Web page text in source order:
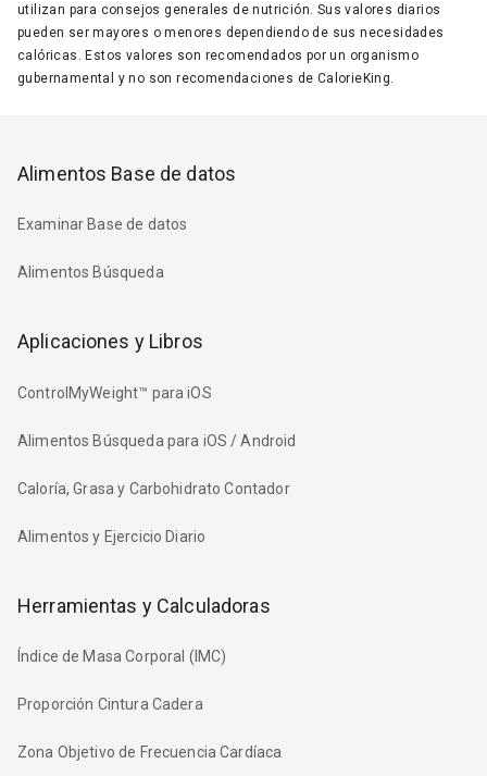
utilizan para consejos generales de nutrición. Sus valores diarios
pueden ser mayores o menores dependiendo de sus necesidades
calóricas. Estos valores son recomendados por un organismo
gubernamental y no son recomendaciones de CalorieKing.
Alimentos Base de datos
Examinar Base de datos
Alimentos Búsqueda
Aplicaciones y Libros
ControlMyWeight™ para iOS
Alimentos Búsqueda para iOS / Android
Caloría, Grasa y Carbohidrato Contador
Alimentos y Ejercicio Diario
Herramientas y Calculadoras
Índice de Masa Corporal (IMC)
Proporción Cintura Cadera
Zona Objetivo de Frecuencia Cardíaca